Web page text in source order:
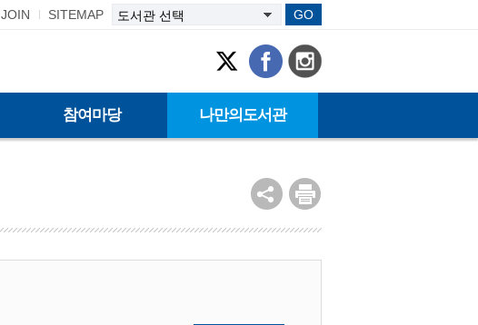
JOIN SITEMAP GO
참여마당 나만의도서관